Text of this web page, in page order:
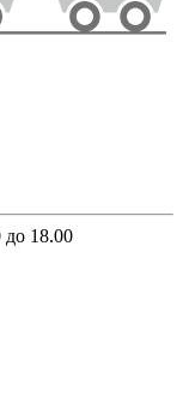
до 18.00